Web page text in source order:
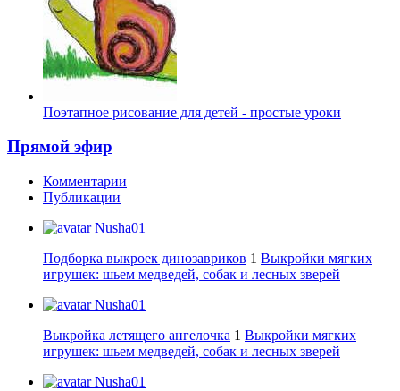
Поэтапное рисование для детей - простые уроки
Прямой эфир
Комментарии
Публикации
Nusha01
Подборка выкроек динозавриков 1 Выкройки мягких
игрушек: шьем медведей, собак и лесных зверей
Nusha01
Выкройка летящего ангелочка 1 Выкройки мягких
игрушек: шьем медведей, собак и лесных зверей
Nusha01